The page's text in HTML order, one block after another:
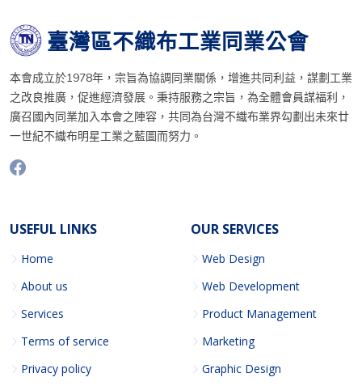
臺灣區不織布工業同業公會
本會成立於1978年，宗旨為協調同業關係，增進共同利益，謀劃工業
之改良推廣，促進經濟發展。秉持服務之宗旨，為全體會員謀福利，
廣召國內同業加入本會之陣容，共同為台灣不織布業界勾劃出未來廿
一世紀不織布明星工業之藍圖而努力。
USEFUL LINKS
Home
About us
Services
Terms of service
Privacy policy
OUR SERVICES
Web Design
Web Development
Product Management
Marketing
Graphic Design